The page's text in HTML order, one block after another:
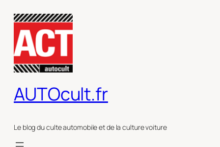
contenu
AUTOcult.fr
Le blog du culte automobile et de la culture voiture